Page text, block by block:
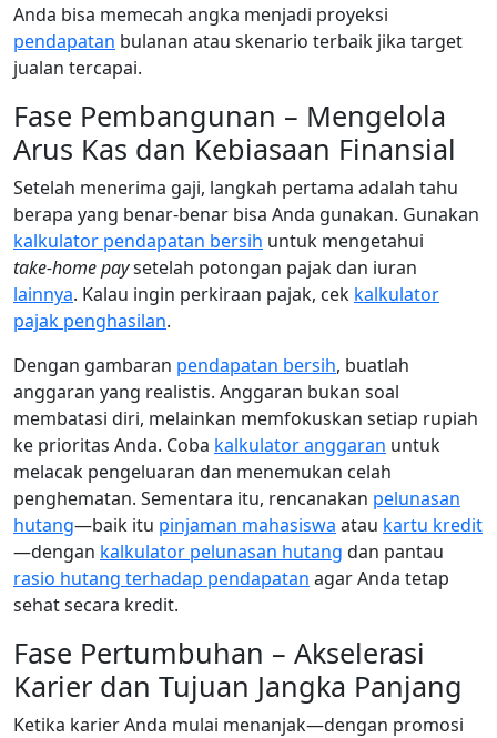
Anda bisa memecah angka menjadi proyeksi
pendapatan bulanan atau skenario terbaik jika target
jualan tercapai.
Fase Pembangunan – Mengelola
Arus Kas dan Kebiasaan Finansial
Setelah menerima gaji, langkah pertama adalah tahu
berapa yang benar‑benar bisa Anda gunakan. Gunakan
kalkulator pendapatan bersih untuk mengetahui
take‑home paysetelah potongan pajak dan iuran
lainnya. Kalau ingin perkiraan pajak, cek kalkulator
pajak penghasilan.
Dengan gambaran pendapatan bersih, buatlah
anggaran yang realistis. Anggaran bukan soal
membatasi diri, melainkan memfokuskan setiap rupiah
ke prioritas Anda. Coba kalkulator anggaran untuk
melacak pengeluaran dan menemukan celah
penghematan. Sementara itu, rencanakan pelunasan
hutang—baik itu pinjaman mahasiswa atau kartu kredit
—dengan kalkulator pelunasan hutang dan pantau
rasio hutang terhadap pendapatan agar Anda tetap
sehat secara kredit.
Fase Pertumbuhan – Akselerasi
Karier dan Tujuan Jangka Panjang
Ketika karier Anda mulai menanjak—dengan promosi